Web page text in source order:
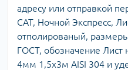
адресу или отправкой
САТ, Ночной Экспресс,
отполированый,
ГОСТ, обозначение
4мм 1,5х3м AISI 304 и